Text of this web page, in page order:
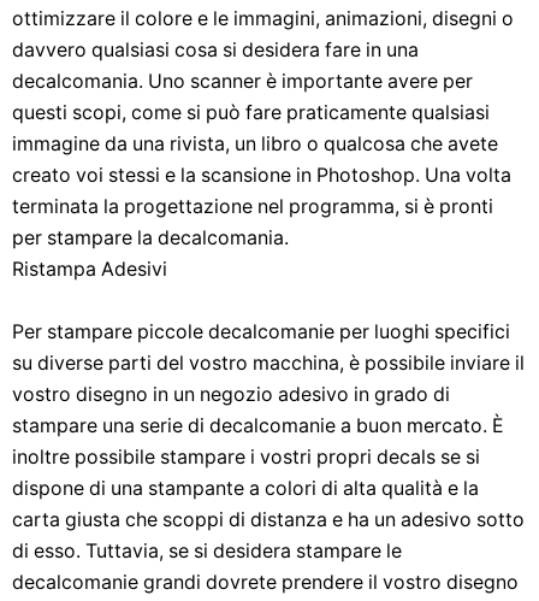
ottimizzare il colore e le immagini, animazioni, disegni o
davvero qualsiasi cosa si desidera fare in una
decalcomania. Uno scanner è importante avere per
questi scopi, come si può fare praticamente qualsiasi
immagine da una rivista, un libro o qualcosa che avete
creato voi stessi e la scansione in Photoshop. Una volta
terminata la progettazione nel programma, si è pronti
per stampare la decalcomania.
Ristampa Adesivi
Per stampare piccole decalcomanie per luoghi specifici
su diverse parti del vostro macchina, è possibile inviare il
vostro disegno in un negozio adesivo in grado di
stampare una serie di decalcomanie a buon mercato. È
inoltre possibile stampare i vostri propri decals se si
dispone di una stampante a colori di alta qualità e la
carta giusta che scoppi di distanza e ha un adesivo sotto
di esso. Tuttavia, se si desidera stampare le
decalcomanie grandi dovrete prendere il vostro disegno